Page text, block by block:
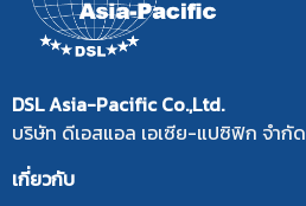
DSL Asia-Pacific Co.,Ltd.
บริษัท ดีเอสแอล เอเซีย-แปซิฟิก จำกัด
เกี่ยวกับ